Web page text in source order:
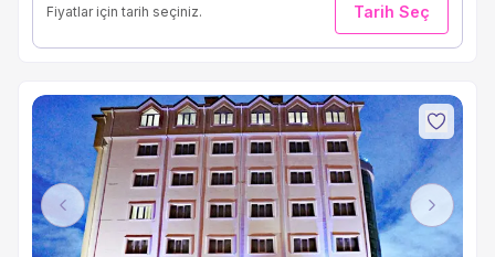
Fiyatlar için tarih seçiniz. Tarih Seç
Previous Next